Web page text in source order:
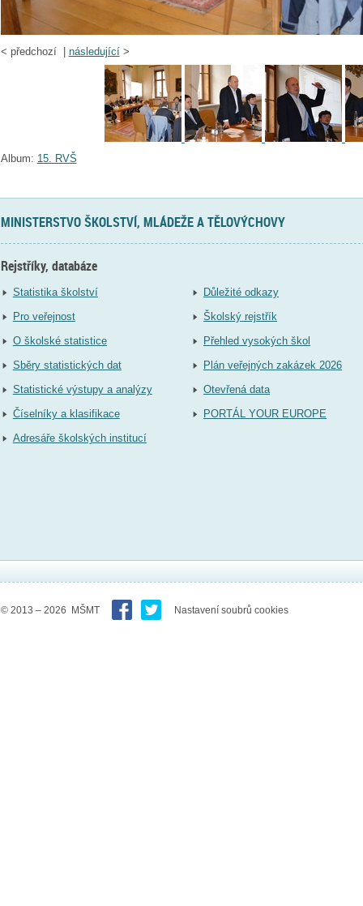
< předchozí | následující>
Album: 15. RVŠ
MINISTERSTVO ŠKOLSTVÍ, MLÁDEŽE A TĚLOVÝCHOVY
Rejstříky, databáze
Statistika školství
Pro veřejnost
O školské statistice
Sběry statistických dat
Statistické výstupy a analýzy
Číselníky a klasifikace
Adresáře školských institucí
Důležité odkazy
Školský rejstřík
Přehled vysokých škol
Plán veřejných zakázek 2026
Otevřená data
PORTÁL YOUR EUROPE
© 2013 – 2026 MŠMT Nastavení soubrů cookies